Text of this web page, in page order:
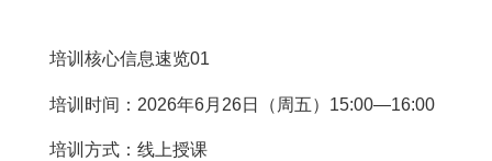
培训核心信息速览01
培训时间：2026年6月26日（周五）15:00—16:00
培训方式：线上授课